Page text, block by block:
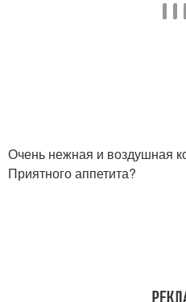
Очень нежная и воздушная
Приятного аппетита?